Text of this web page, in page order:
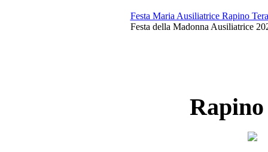
Festa Maria Ausiliatrice Rapino
Festa della Madonna Ausiliatrice
Rapino